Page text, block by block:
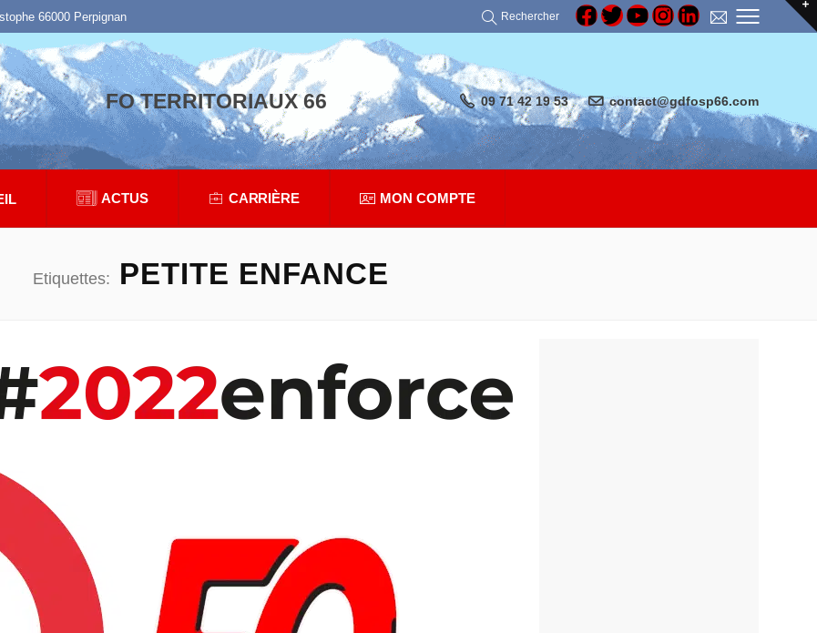
66000 Perpignan Rechercher
FO TERRITORIAUX 66 09 71 42 19 53 contact@gdfosp66.com
ACTUS CARRIÈRE MON COMPTE
Etiquettes: PETITE ENFANCE